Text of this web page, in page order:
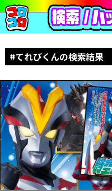
#てれびくんの検索結果